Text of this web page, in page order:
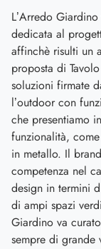
L’Arredo
dedicata al
affinchè risulti un
proposta di
soluzioni firmate
l’outdoor con
che presentiamo
funzionalità,
in metallo. Il
competenza nel
design in termini
di ampi spazi
Giardino va
sempre di grande